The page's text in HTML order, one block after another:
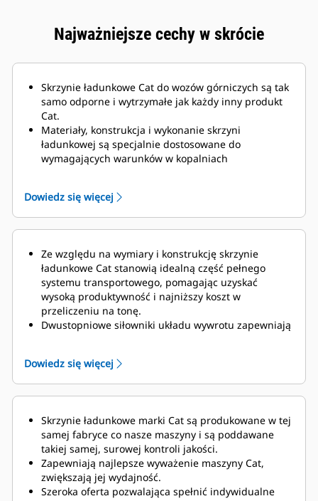
Najważniejsze cechy w skrócie
Skrzynie ładunkowe Cat do wozów górniczych są tak
samo odporne i wytrzymałe jak każdy inny produkt
Cat.
Materiały, konstrukcja i wykonanie skrzyni
ładunkowej są specjalnie dostosowane do
wymagających warunków w kopalniach
Dowiedz się więcej
Ze względu na wymiary i konstrukcję skrzynie
ładunkowe Cat stanowią idealną część pełnego
systemu transportowego, pomagając uzyskać
wysoką produktywność i najniższy koszt w
przeliczeniu na tonę.
Dwustopniowe siłowniki układu wywrotu zapewniają
Dodatkowo funkcja ograniczania prędkości ruchu
chroni ramę i elementy pod koniec cyklu
opuszczania.
(TPMS) pozwala na dostosowywanie ładunków tak,
aby zapobiegać niedociążeniu lub przeciążeniu
wozideł.Nieskomplikowany wyświetlacz w kabinie
dostarcza operatom precyzyjnych informacji,
umożliwiając kontrolowanie załadunku tak, aby
wozidło za każdym razem transportowało
Dowiedz się więcej
Skrzynie ładunkowe marki Cat są produkowane w tej
samej fabryce co nasze maszyny i są poddawane
takiej samej, surowej kontroli jakości.
Zapewniają najlepsze wyważenie maszyny Cat,
zwiększają jej wydajność.
Szeroka oferta pozwalająca spełnić indywidualne